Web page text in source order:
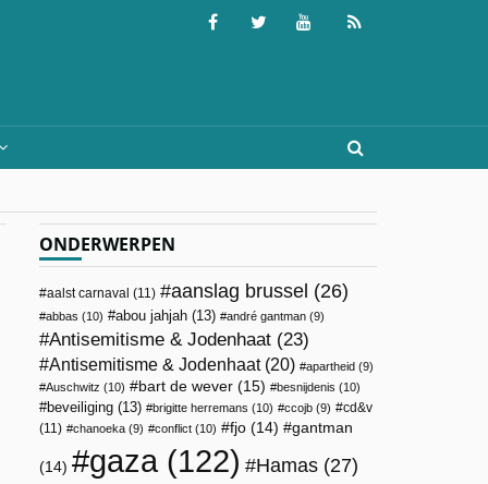
ONDERWERPEN
aalst carnaval (11) aanslag brussel (26)
abbas (10) abou jahjah (13) andré gantman (9)
Antisemitisme & Jodenhaat (23)
Antisemitisme & Jodenhaat(20) apartheid (9)
Auschwitz (10) bart de wever (15) besnijdenis (10)
beveiliging (13) brigitte herremans (10) ccojb (9)
cd&v
(11)
chanoeka (9) conflict (10) fjo (14) gantman
(14) gaza(122) Hamas (27)